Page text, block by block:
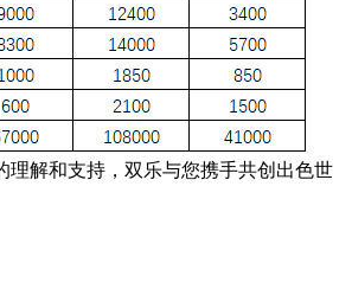
理解和支持，双乐与您携手共创出色世